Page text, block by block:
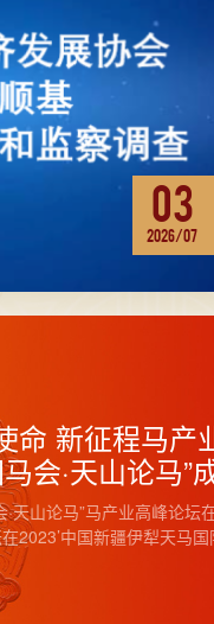
03
2026/07
能竞赛（新疆
规划（2020--2025年）》
务，2023学生马场技能竞
国际大厦隆重开幕。